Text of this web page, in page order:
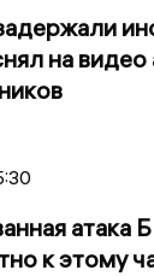
на видео
атака
к этому